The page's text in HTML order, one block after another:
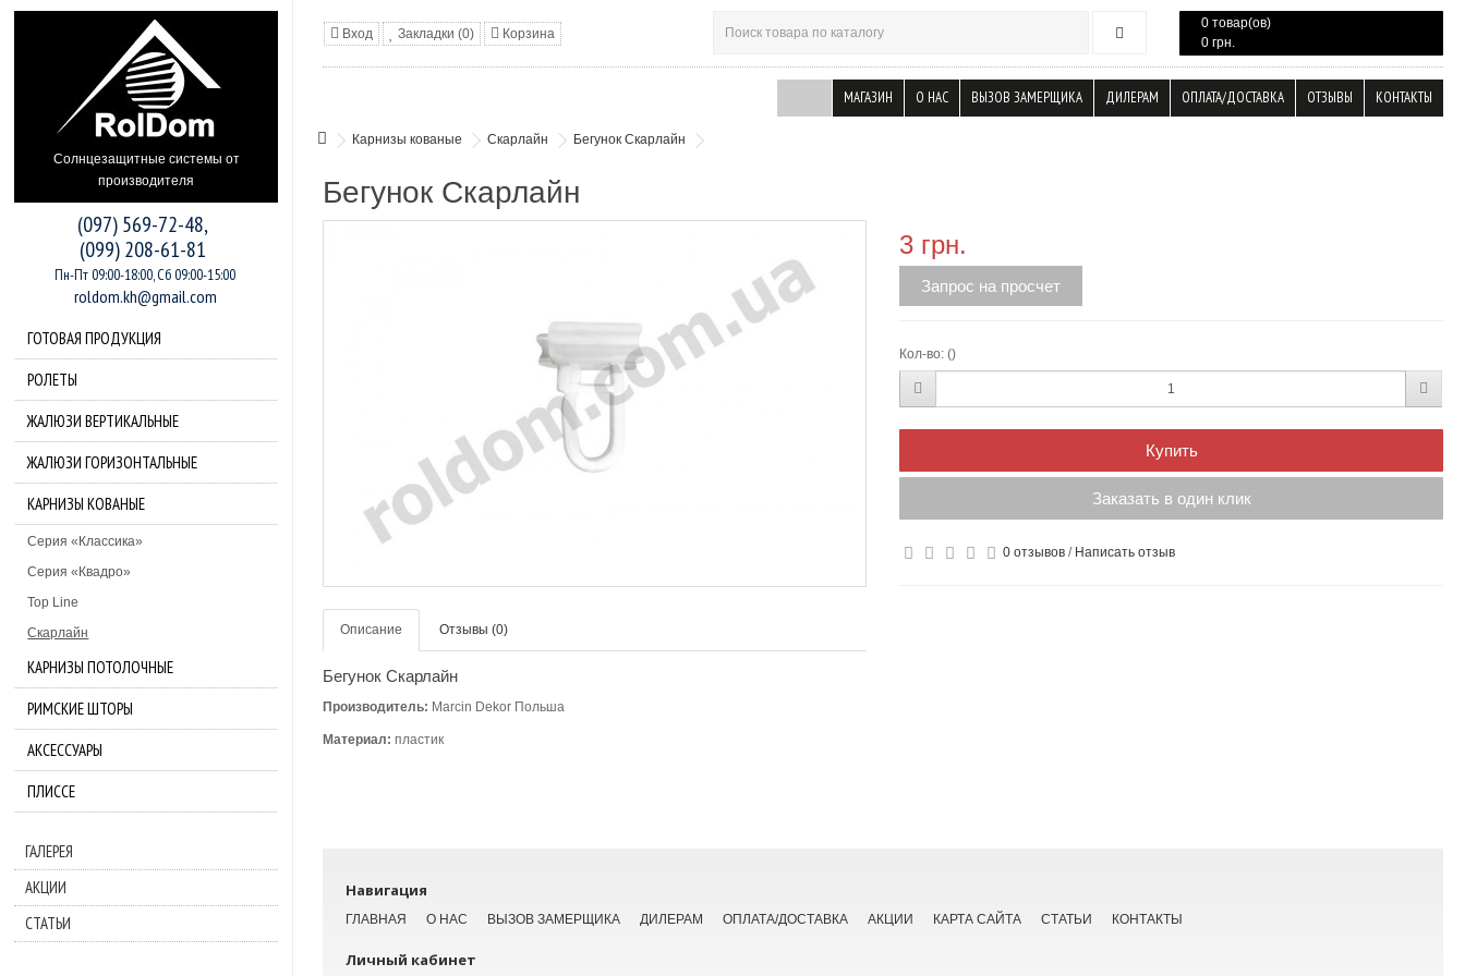
Вход Закладки (0) Корзина
0 товар(ов)
0 грн.
МАГАЗИН О НАС ВЫЗОВ ЗАМЕРЩИКА ДИЛЕРАМ ОПЛАТА/ДОСТАВКА ОТЗЫВЫ КОНТАКТЫ
Солнцезащитные системы от
производителя
(097) 569-72-48,
(099) 208-61-81
Пн-Пт 09:00-18:00, Сб 09:00-15:00
roldom.kh@gmail.com
ГОТОВАЯ ПРОДУКЦИЯ
РОЛЕТЫ
ЖАЛЮЗИ ВЕРТИКАЛЬНЫЕ
ЖАЛЮЗИ ГОРИЗОНТАЛЬНЫЕ
КАРНИЗЫ КОВАНЫЕ
Серия «Классика»
Серия «Квадро»
Top Line
Скарлайн
КАРНИЗЫ ПОТОЛОЧНЫЕ
РИМСКИЕ ШТОРЫ
АКСЕССУАРЫ
ПЛИССЕ
ГАЛЕРЕЯ
АКЦИИ
СТАТЬИ
Карнизы кованые Скарлайн Бегунок Скарлайн
Бегунок Скарлайн
Описание Отзывы (0)
Бегунок Скарлайн
Производитель: Marcin Dekor Польша
Материал: пластик
3 грн.
Запрос на просчет
Кол-во: ()
Купить
Заказать в один клик
0 отзывов / Написать отзыв
Навигация
ГЛАВНАЯ О НАС ВЫЗОВ ЗАМЕРЩИКА ДИЛЕРАМ ОПЛАТА/ДОСТАВКА АКЦИИ КАРТА САЙТА СТАТЬИ КОНТАКТЫ
Личный кабинет